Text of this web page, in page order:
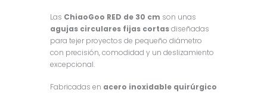
Las ChiaoGoo RED de 30 cm son unas
agujas circulares fijas cortasdiseñadas
para tejer proyectos de pequeño diámetro
con precisión, comodidad y un deslizamiento
excepcional.
Fabricadas en acero inoxidable quirúrgico